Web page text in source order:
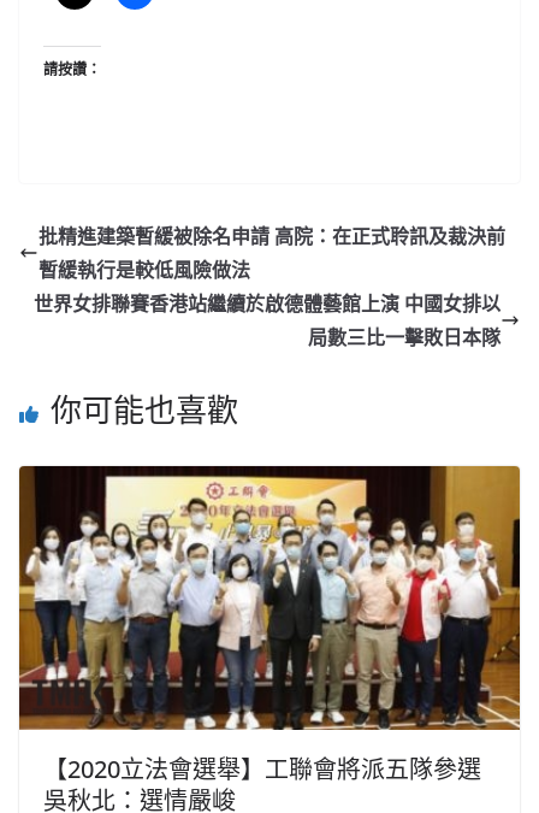
請按讚：
批精進建築暫緩被除名申請 高院：在正式聆訊及裁決前
暫緩執行是較低風險做法
世界女排聯賽香港站繼續於啟德體藝館上演 中國女排以
局數三比一擊敗日本隊
你可能也喜歡
【2020立法會選舉】工聯會將派五隊參選
吳秋北：選情嚴峻